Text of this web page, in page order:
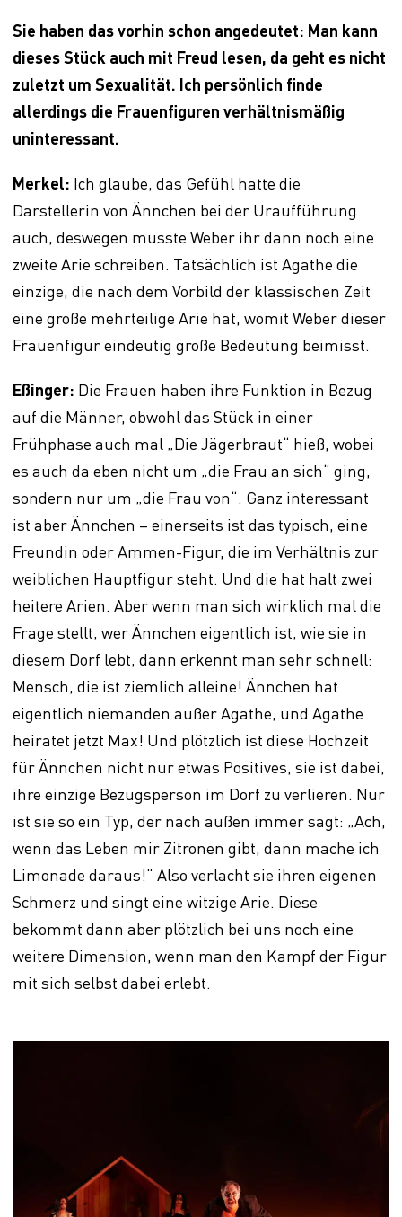
Sie haben das vorhin schon angedeutet: Man kann
dieses Stück auch mit Freud lesen, da geht es nicht
zuletzt um Sexualität. Ich persönlich finde
allerdings die Frauenfiguren verhältnismäßig
uninteressant.
Merkel: Ich glaube, das Gefühl hatte die
Darstellerin von Ännchen bei der Uraufführung
auch, deswegen musste Weber ihr dann noch eine
zweite Arie schreiben. Tatsächlich ist Agathe die
einzige, die nach dem Vorbild der klassischen Zeit
eine große mehrteilige Arie hat, womit Weber dieser
Frauenfigur eindeutig große Bedeutung beimisst.
Eßinger: Die Frauen haben ihre Funktion in Bezug
auf die Männer, obwohl das Stück in einer
Frühphase auch mal „Die Jägerbraut“ hieß, wobei
es auch da eben nicht um „die Frau an sich“ ging,
sondern nur um „die Frau von“. Ganz interessant
ist aber Ännchen – einerseits ist das typisch, eine
Freundin oder Ammen-Figur, die im Verhältnis zur
weiblichen Hauptfigur steht. Und die hat halt zwei
heitere Arien. Aber wenn man sich wirklich mal die
Frage stellt, wer Ännchen eigentlich ist, wie sie in
diesem Dorf lebt, dann erkennt man sehr schnell:
Mensch, die ist ziemlich alleine! Ännchen hat
eigentlich niemanden außer Agathe, und Agathe
heiratet jetzt Max! Und plötzlich ist diese Hochzeit
für Ännchen nicht nur etwas Positives, sie ist dabei,
ihre einzige Bezugsperson im Dorf zu verlieren. Nur
ist sie so ein Typ, der nach außen immer sagt: „Ach,
wenn das Leben mir Zitronen gibt, dann mache ich
Limonade daraus!“ Also verlacht sie ihren eigenen
Schmerz und singt eine witzige Arie. Diese
bekommt dann aber plötzlich bei uns noch eine
weitere Dimension, wenn man den Kampf der Figur
mit sich selbst dabei erlebt.